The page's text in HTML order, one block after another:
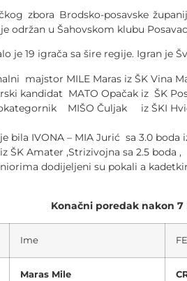
zbora Brodsko-posavske
održan u Šahovskom klubu
je 19 igrača sa šire regije. Igran je
majstor MILE Maras iz ŠK Vina
kandidat MATO Opačak iz ŠK
MIŠO Čuljak iz ŠKI
IVONA – MIA Jurić sa 3.0 boda
ŠK Amater ,Strizivojna sa 2.5 boda ,
dodijeljeni su pokali a
nakon 7
Ime
Maras Mile